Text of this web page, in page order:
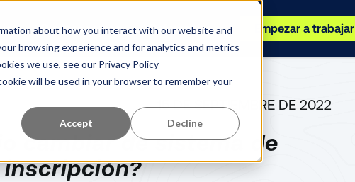
about how you interact with our website and
browsing experience and for analytics and metrics
we use, see our Privacy Policy
will be used in your browser to remember your
Accept Decline
Quiénes somos Referencias Empezar a trabajar
15 DE SEPTIEMBRE DE 2022
cambiar de sistema de
inscripción?